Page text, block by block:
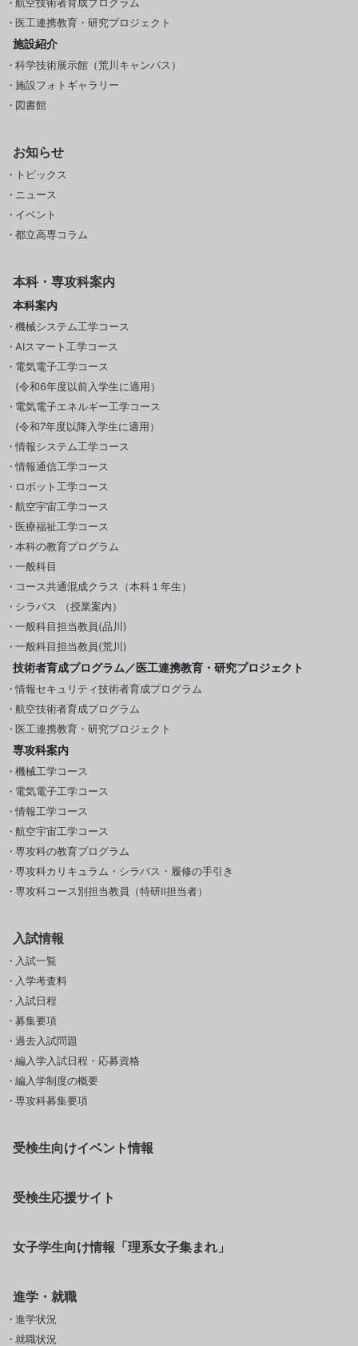
航空技術者育成プログラム
医工連携教育・研究プロジェクト
施設紹介
科学技術展示館（荒川キャンパス）
施設フォトギャラリー
図書館
お知らせ
トピックス
ニュース
イベント
都立高専コラム
本科・専攻科案内
本科案内
機械システム工学コース
AIスマート工学コース
電気電子工学コース
(令和6年度以前入学生に適用）
電気電子エネルギー工学コース
(令和7年度以降入学生に適用）
情報システム工学コース
情報通信工学コース
ロボット工学コース
航空宇宙工学コース
医療福祉工学コース
本科の教育プログラム
一般科目
コース共通混成クラス（本科１年生）
シラバス （授業案内）
一般科目担当教員(品川)
一般科目担当教員(荒川)
技術者育成プログラム／医工連携教育・研究プロジェクト
情報セキュリティ技術者育成プログラム
航空技術者育成プログラム
医工連携教育・研究プロジェクト
専攻科案内
機械工学コース
電気電子工学コース
情報工学コース
航空宇宙工学コース
専攻科の教育プログラム
専攻科カリキュラム・シラバス・履修の手引き
専攻科コース別担当教員（特研Ⅱ担当者）
入試情報
入試一覧
入学考査料
入試日程
募集要項
過去入試問題
編入学入試日程・応募資格
編入学制度の概要
専攻科募集要項
受検生向けイベント情報
受検生応援サイト
女子学生向け情報「理系女子集まれ」
進学・就職
進学状況
就職状況